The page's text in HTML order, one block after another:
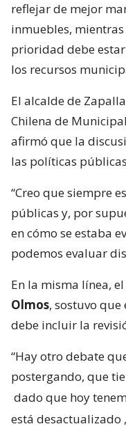
reflejar de mejor
inmuebles,
prioridad debe
los recursos
El alcalde de
Chilena de
afirmó que la
las políticas
“Creo que siempre
públicas y, por
en cómo se estaba
podemos evaluar
En la misma línea,
Olmos, sostuvo
debe incluir la
“Hay otro debate
postergando, que
dado que hoy
está desactualizado